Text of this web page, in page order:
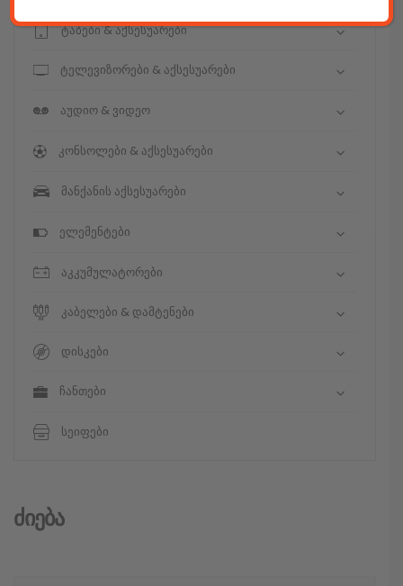
ტაბები & აქსესუარები
ტელევიზორები & აქსესუარები
აუდიო & ვიდეო
კონსოლები & აქსესუარები
მანქანის აქსესუარები
ელემენტები
აკკუმულატორები
კაბელები & დამტენები
დისკები
ჩანთები
სეიფები
Ძიება